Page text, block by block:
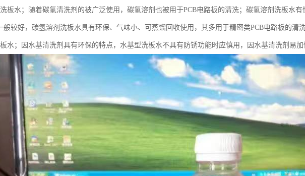
板水；随着碳氢清洗剂的被广泛使用，碳氢溶剂也被用于PCB电路板的清洗；碳氢溶剂洗板水
般较好，碳氢溶剂洗板水具有环保、气味小、可蒸馏回收使用，其多用于精密类PCB电路板的清洗
水；因水基清洗剂具有环保的特点，水基型洗板水不具有防锈功能时应慎用，因水基清洗剂易加